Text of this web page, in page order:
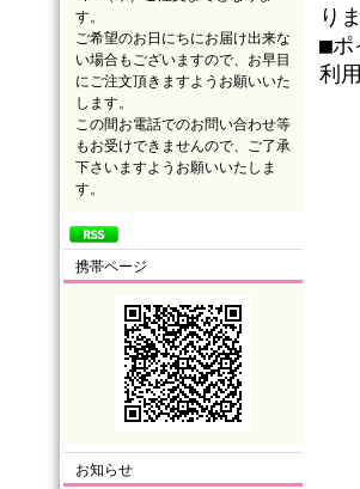
す。
ご希望のお日にちにお届け出来な
い場合もございますので、お早目
にご注文頂きますようお願いいた
します。
この間お電話でのお問い合わせ等
もお受けできませんので、ご了承
下さいますようお願いいたしま
す。
携帯ページ
お知らせ
り
■ポ
利